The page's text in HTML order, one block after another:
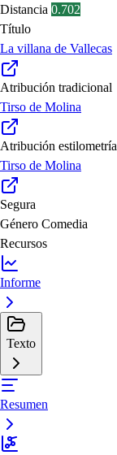
Distancia 0.702
Título
La villana de Vallecas
Atribución tradicional
Tirso de Molina
Atribución estilometría
Tirso de Molina
Segura
Género Comedia
Recursos
Informe
Texto
Resumen